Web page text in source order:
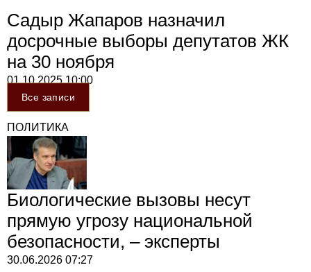
Садыр Жапаров назначил
досрочные выборы депутатов ЖК
на 30 ноября
01.10.202510:00
Все записи
ПОЛИТИКА
Биологические вызовы несут
прямую угрозу национальной
безопасности, – эксперты
30.06.2026 07:27